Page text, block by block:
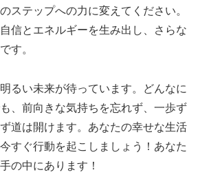
ステップへの力に変えてください。
信とエネルギーを生み出し、さらな
す。
るい未来が待っています。どんなに
、前向きな気持ちを忘れず、一歩ず
道は開けます。あなたの幸せな生活
すぐ行動を起こしましょう！あなた
の中にあります！